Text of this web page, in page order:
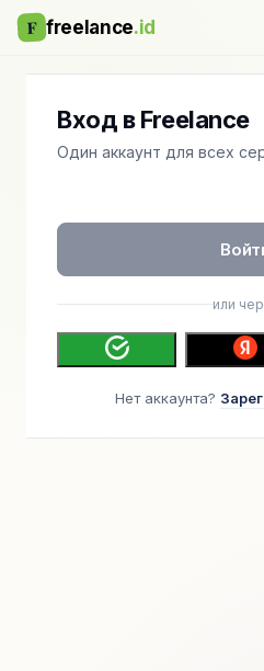
F freelance.id
Вход в Freelance
Один аккаунт для всех
или
Нет аккаунта?